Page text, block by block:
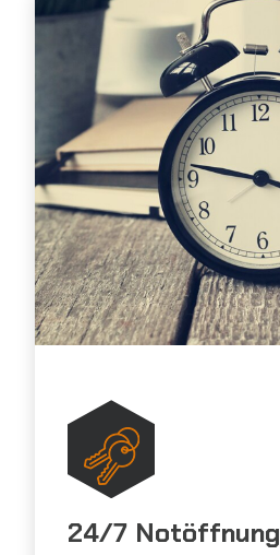
24/7 Notöffnung